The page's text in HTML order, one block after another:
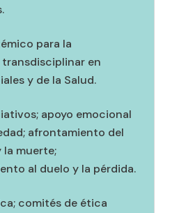
para la
en
y de la Salud.
apoyo emocional
afrontamiento del
muerte;
al duelo y la pérdida.
comités de ética